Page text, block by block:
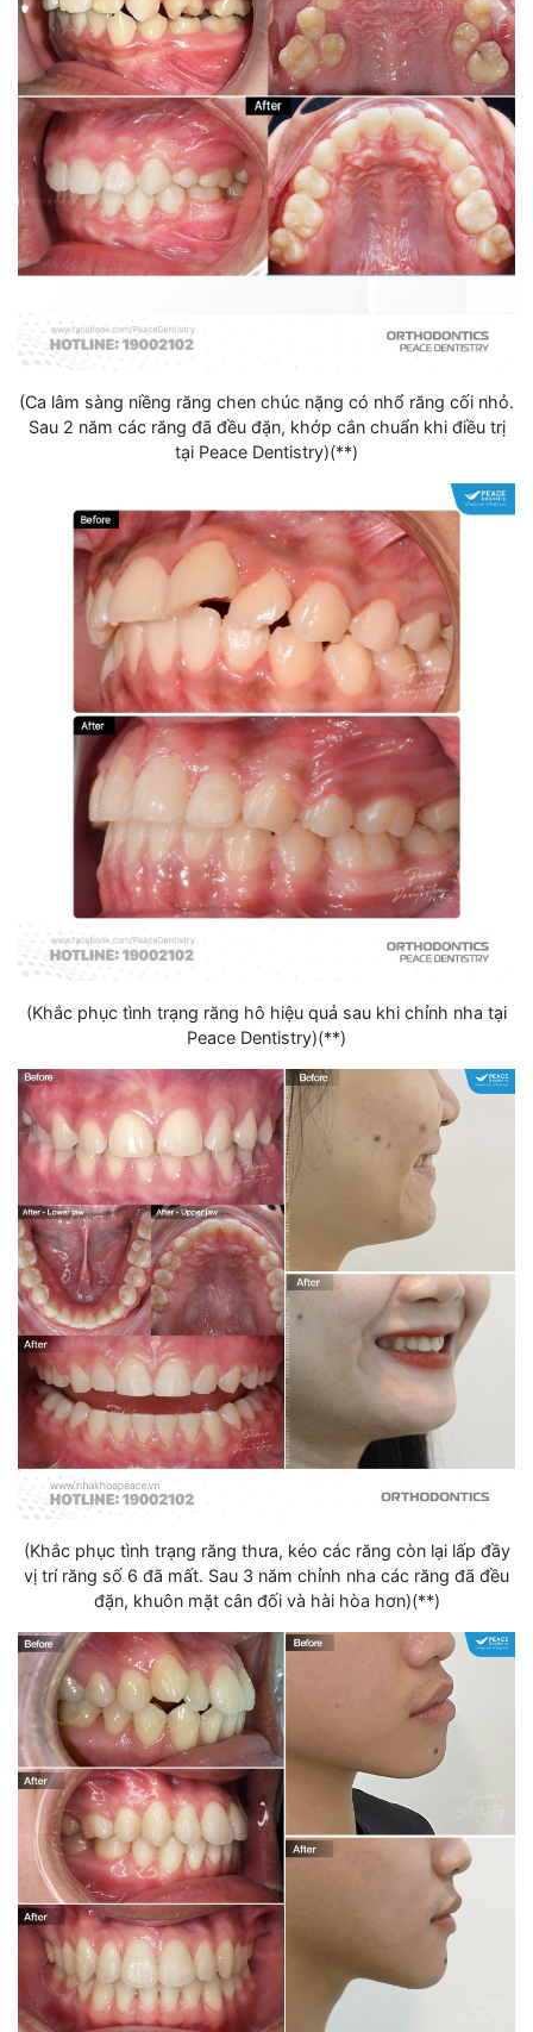
(Ca lâm sàng niềng răng chen chúc nặng có nhổ răng cối nhỏ.
Sau 2 năm các răng đã đều đặn, khớp cắn chuẩn khi điều trị
tại Peace Dentistry)(**)
(Khắc phục tình trạng răng hô hiệu quả sau khi chỉnh nha tại
Peace Dentistry)(**)
(Khắc phục tình trạng răng thưa, kéo các răng còn lại lấp đầy
vị trí răng số 6 đã mất. Sau 3 năm chỉnh nha các răng đã đều
đặn, khuôn mặt cân đối và hài hòa hơn)(**)